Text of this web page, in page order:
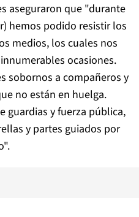
aseguraron que "durante
hemos podido resistir los
medios, los cuales nos
ocasiones.
sobornos a compañeros y
no están en huelga.
guardias y fuerza pública,
y partes guiados por